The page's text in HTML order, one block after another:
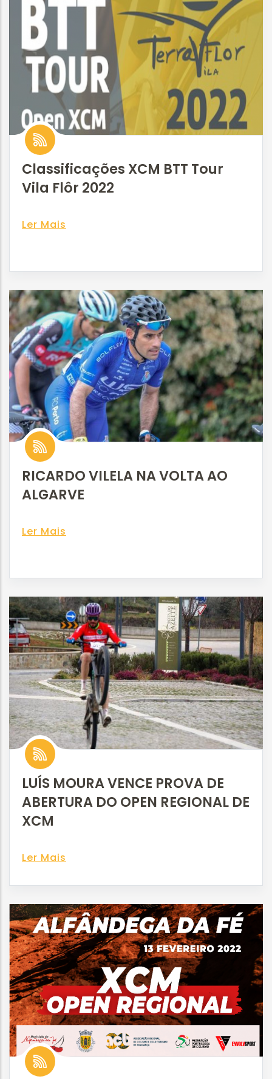
Classificações XCM BTT Tour
Vila Flôr 2022
Ler Mais
RICARDO VILELA NA VOLTA AO
ALGARVE
Ler Mais
LUÍS MOURA VENCE PROVA DE
ABERTURA DO OPEN REGIONAL DE
XCM
Ler Mais